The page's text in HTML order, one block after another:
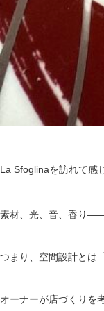
La Sfoglinaを訪れて感
素材、光、音、香り——
つまり、空間設計とは
オーナーが店づくりを